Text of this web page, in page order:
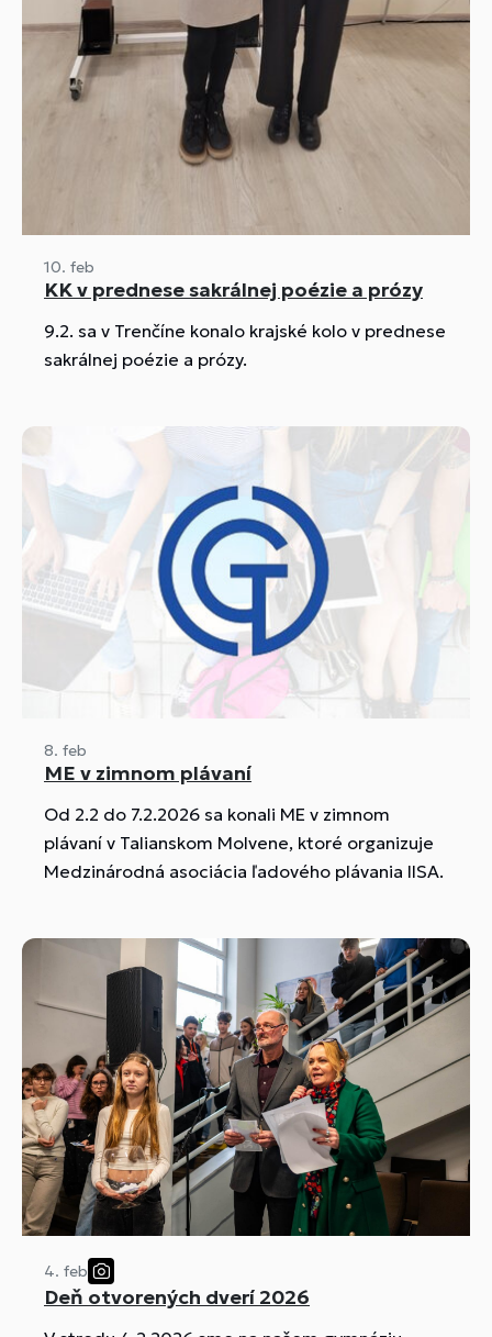
10. feb
KK v prednese sakrálnej poézie a prózy
9.2. sa v Trenčíne konalo krajské kolo v prednese
sakrálnej poézie a prózy.
8. feb
ME v zimnom plávaní
Od 2.2 do 7.2.2026 sa konali ME v zimnom
plávaní v Talianskom Molvene, ktoré organizuje
Medzinárodná asociácia ľadového plávania IISA.
4. feb
Deň otvorených dverí 2026